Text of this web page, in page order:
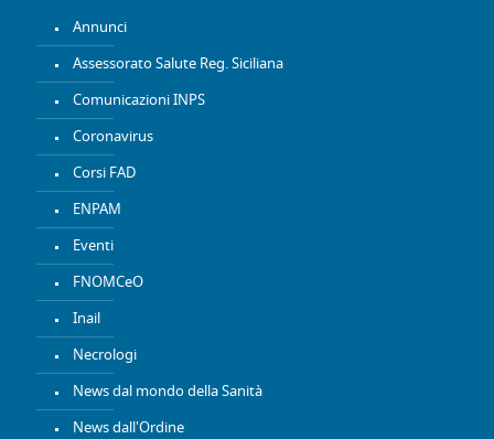
Annunci
Assessorato Salute Reg. Siciliana
Comunicazioni INPS
Coronavirus
Corsi FAD
ENPAM
Eventi
FNOMCeO
Inail
Necrologi
News dal mondo della Sanità
News dall'Ordine